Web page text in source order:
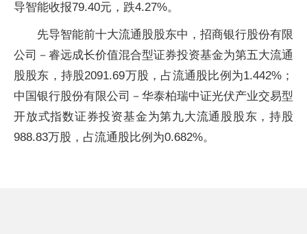
导智能收报79.40元，跌4.27%。
先导智能前十大流通股股东中，招商银行股份有限
公司－睿远成长价值混合型证券投资基金为第五大流通
股股东，持股2091.69万股，占流通股比例为1.442%；
中国银行股份有限公司－华泰柏瑞中证光伏产业交易型
开放式指数证券投资基金为第九大流通股股东，持股
988.83万股，占流通股比例为0.682%。